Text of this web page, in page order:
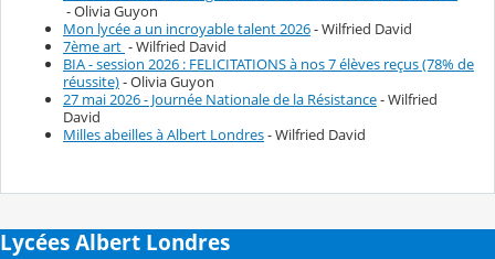
- Olivia Guyon
Mon lycée a un incroyable talent 2026- Wilfried David
7ème art - Wilfried David
BIA - session 2026 : FELICITATIONS à nos 7 élèves reçus (78% de
réussite)- Olivia Guyon
27 mai 2026 - Journée Nationale de la Résistance- Wilfried
David
Milles abeilles à Albert Londres- Wilfried David
Lycées Albert Londres